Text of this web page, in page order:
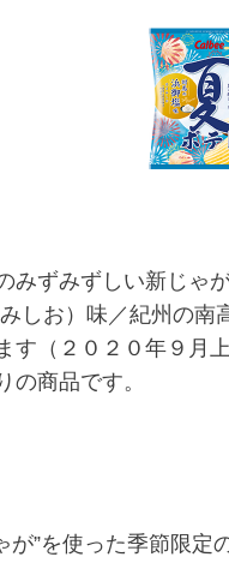
ずみずしい新じゃ
しお）味／紀州の
す（２０２０年９
の商品です。
”を使った季節限定